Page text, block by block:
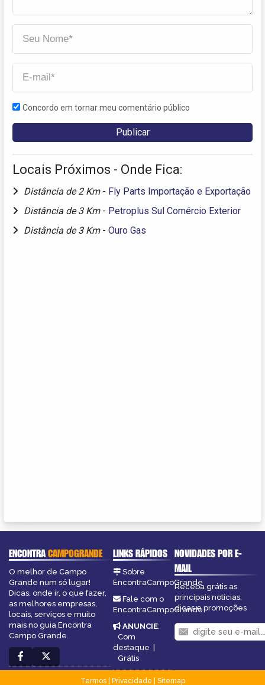
Concordo em tornar meu comentário público
Locais Próximos - Onde Fica:
Distância de 2 Km - Fly Parts Importação e Exportação
Distância de 3 Km - Petroplus Sul Comércio Exterior
Distância de 3 Km - Ouro Gas
ENCONTRACAMPOGRANDE
O melhor de Campo
Grande num só lugar!
Dicas, onde ir, o que fazer,
as melhores empresas,
locais, serviços e muito
mais no guia Encontra
Campo Grande.
LINKS RÁPIDOS
Sobre
EncontraCampoGrande
Fale com o
EncontraCampoGrande
ANUNCIE:
Com
destaque |
Grátis
NOVIDADES POR E-
MAIL
Receba grátis as
principais notícias,
dicas e promoções
Termos| Privacidade
Sitemap